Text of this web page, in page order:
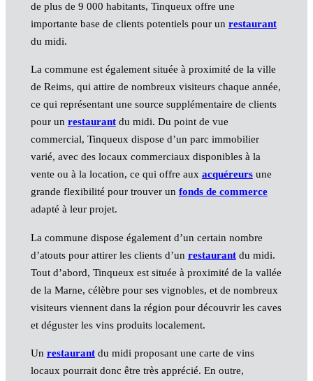
de plus de 9 000 habitants, Tinqueux offre une
importante base de clients potentiels pour un restaurant
du midi.
La commune est également située à proximité de la ville
de Reims, qui attire de nombreux visiteurs chaque année,
ce qui représentant une source supplémentaire de clients
pour un restaurantdu midi. Du point de vue
commercial, Tinqueux dispose d’un parc immobilier
varié, avec des locaux commerciaux disponibles à la
vente ou à la location, ce qui offre aux acquéreursune
grande flexibilité pour trouver un fonds de commerce
adapté à leur projet.
La commune dispose également d’un certain nombre
d’atouts pour attirer les clients d’un restaurantdu midi.
Tout d’abord, Tinqueux est située à proximité de la vallée
de la Marne, célèbre pour ses vignobles, et de nombreux
visiteurs viennent dans la région pour découvrir les caves
et déguster les vins produits localement.
Un restaurantdu midi proposant une carte de vins
locaux pourrait donc être très apprécié. En outre,